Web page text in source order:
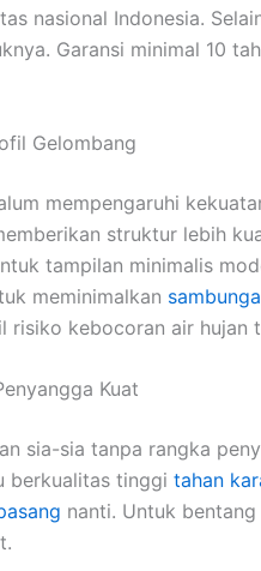
nasional Indonesia.
Garansi minimal 10
Gelombang
mempengaruhi
struktur lebih
tampilan minimalis
meminimalkan
risiko kebocoran air hujan
Kuat
sia-sia tanpa rangka
berkualitas tinggi tahan
nanti. Untuk